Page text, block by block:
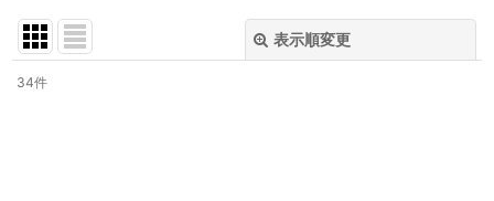
表示順変更
34件